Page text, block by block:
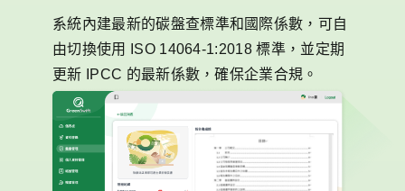
系統內建最新的碳盤查標準和國際係數，可自
由切換使用 ISO 14064-1:2018 標準，並定期
更新 IPCC 的最新係數，確保企業合規。